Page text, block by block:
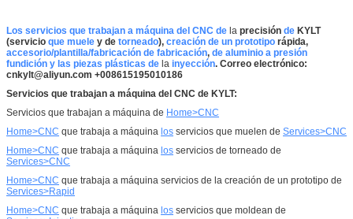
Los servicios que trabajan a máquina del CNC de la precisión de KYLT
(servicio que muele y de torneado), creación de un prototipo rápida,
accesorio/plantilla/fabricación de fabricación, de aluminio a presión
fundición y las piezas plásticas de la inyección. Correo electrónico:
cnkylt@aliyun.com +008615195010186
Servicios que trabajan a máquina del CNC de KYLT:
Servicios que trabajan a máquina de Home>CNC
Home>CNC que trabaja a máquina los servicios que muelen de Services>CNC
Home>CNC que trabaja a máquina los servicios de torneado de
Services>CNC
Home>CNC que trabaja a máquina servicios de la creación de un prototipo de
Services>Rapid
Home>CNC que trabaja a máquina los servicios que moldean de